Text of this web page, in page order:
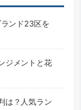
ンド23区を
ジメントと花
は？人気ラン